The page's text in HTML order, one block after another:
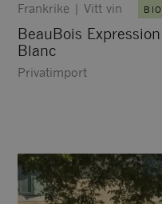
Frankrike |Vitt vin BIO
BeauBois Expression
Blanc
Privatimport